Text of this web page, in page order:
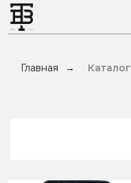
Главная → Каталог